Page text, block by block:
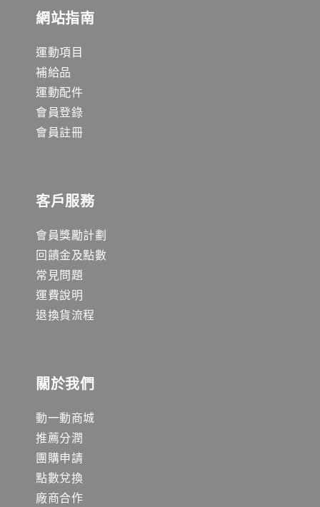
網站指南
運動項目
補給品
運動配件
會員登錄
會員註冊
客戶服務
會員獎勵計劃
回饋金及點數
常見問題
運費說明
退換貨流程
關於我們
動一動商城
推薦分潤
團購申請
點數兌換
廠商合作